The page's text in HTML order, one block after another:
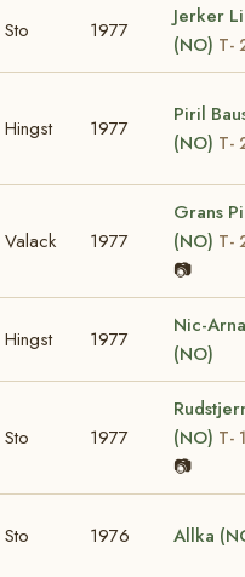
Sto 1977
Jerker
(NO) T-
Hingst 1977
Piril
(NO) T-
Valack 1977
Grans
(NO) T-
📷
Hingst 1977
Nic-Arna
(NO)
Sto 1977
(NO) T-
📷
Sto 1976 Allka